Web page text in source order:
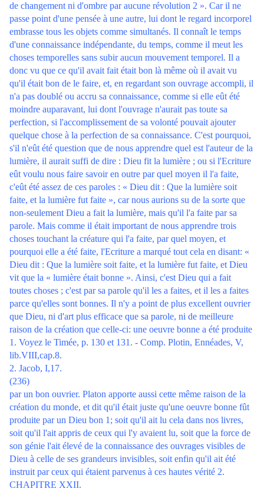
de changement ni d'ombre par aucune révolution 2 ». Car il ne
passe point d'une pensée à une autre, lui dont le regard incorporel
embrasse tous les objets comme simultanés. Il connaît le temps
d'une connaissance indépendante, du temps, comme il meut les
choses temporelles sans subir aucun mouvement temporel. Il a
donc vu que ce qu'il avait fait était bon là même où il avait vu
qu'il était bon de le faire, et, en regardant son ouvrage accompli, il
n'a pas doublé ou accru sa connaissance, comme si elle eût été
moindre auparavant, lui dont l'ouvrage n'aurait pas toute sa
perfection, si l'accomplissement de sa volonté pouvait ajouter
quelque chose à la perfection de sa connaissance. C'est pourquoi,
s'il n'eût été question que de nous apprendre quel est l'auteur de la
lumière, il aurait suffi de dire : Dieu fit la lumière ; ou si l'Ecriture
eût voulu nous faire savoir en outre par quel moyen il l'a faite,
c'eût été assez de ces paroles : « Dieu dit : Que la lumière soit
faite, et la lumière fut faite », car nous aurions su de la sorte que
non-seulement Dieu a fait la lumière, mais qu'il l'a faite par sa
parole. Mais comme il était important de nous apprendre trois
choses touchant la créature qui l'a faite, par quel moyen, et
pourquoi elle a été faite, l'Ecriture a marqué tout cela en disant: «
Dieu dit : Que la lumière soit faite, et la lumière fut faite, et Dieu
vit que la « lumière était bonne ». Ainsi, c'est Dieu qui a fait
toutes choses ; c'est par sa parole qu'il les a faites, et il les a faites
parce qu'elles sont bonnes. Il n'y a point de plus excellent ouvrier
que Dieu, ni d'art plus efficace que sa parole, ni de meilleure
raison de la création que celle-ci: une oeuvre bonne a été produite
1. Voyez le Timée, p. 130 et 131. - Comp. Plotin, Ennéades, V,
lib.VIII,cap.8.
2. Jacob, I,17.
(236)
par un bon ouvrier. Platon apporte aussi cette même raison de la
création du monde, et dit qu'il était juste qu'une oeuvre bonne fût
produite par un Dieu bon 1; soit qu'il ait lu cela dans nos livres,
soit qu'il l'ait appris de ceux qui l'y avaient lu, soit que la force de
son génie l'ait élevé de la connaissance des ouvrages visibles de
Dieu à celle de ses grandeurs invisibles, soit enfin qu'il ait été
instruit par ceux qui étaient parvenus à ces hautes vérité 2.
CHAPITRE XXII.